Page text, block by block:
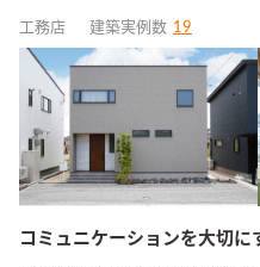
工務店 建築実例数 19
コミュニケーションを大切に